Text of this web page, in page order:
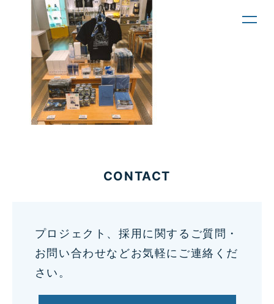
CONTACT
プロジェクト、採用に関するご質問・
お問い合わせなどお気軽にご連絡くだ
さい。